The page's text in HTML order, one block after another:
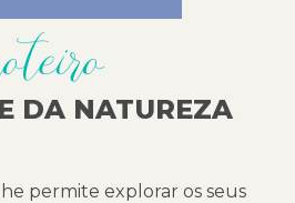
DA NATUREZA
permite explorar os seus